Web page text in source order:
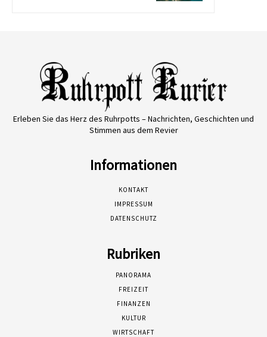
Erleben Sie das Herz des Ruhrpotts – Nachrichten, Geschichten und
Stimmen aus dem Revier
Informationen
KONTAKT
IMPRESSUM
DATENSCHUTZ
Rubriken
PANORAMA
FREIZEIT
FINANZEN
KULTUR
WIRTSCHAFT